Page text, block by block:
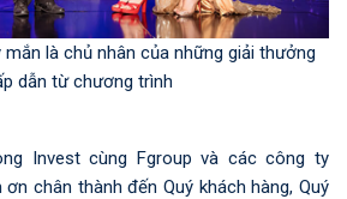
là chủ nhân của những giải thưởng
dẫn từ chương trình
Invest cùng Fgroup và các công ty
chân thành đến Quý khách hàng, Quý